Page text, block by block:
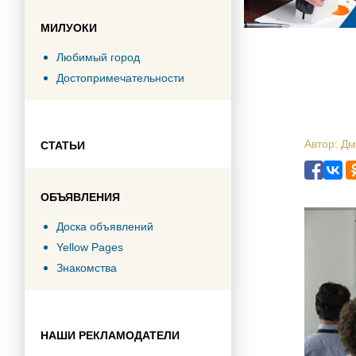
МИЛУОКИ
Любимый город
Достопримечательности
СТАТЬИ
ОБЪЯВЛЕНИЯ
Доска объявлений
Yellow Pages
Знакомства
НАШИ РЕКЛАМОДАТЕЛИ
Автор: